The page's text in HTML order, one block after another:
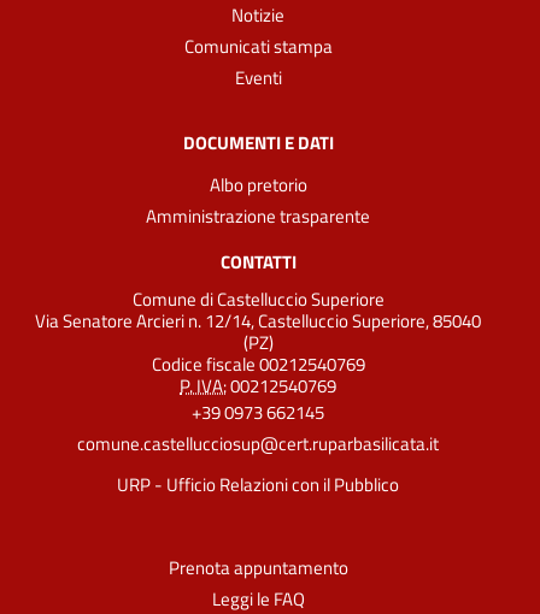
Notizie
Comunicati stampa
Eventi
DOCUMENTI E DATI
Albo pretorio
Amministrazione trasparente
CONTATTI
Comune di Castelluccio Superiore
Via Senatore Arcieri n. 12/14, Castelluccio Superiore, 85040
(PZ)
Codice fiscale 00212540769
P. IVA:00212540769
+39 0973 662145
comune.castellucciosup@cert.ruparbasilicata.it
URP - Ufficio Relazioni con il Pubblico
Prenota appuntamento
Leggi le FAQ